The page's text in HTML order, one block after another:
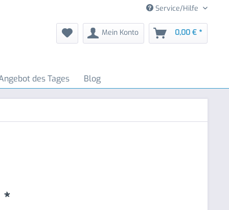
Service/Hilfe
Mein Konto 0,00 € *
des Tages Blog
*